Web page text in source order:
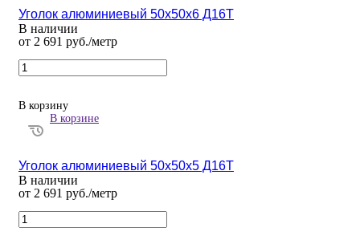
Уголок алюминиевый 50х50х6 Д16Т
В наличии
от 2 691 руб./метр
В корзину
В корзине
Уголок алюминиевый 50х50х5 Д16Т
В наличии
от 2 691 руб./метр